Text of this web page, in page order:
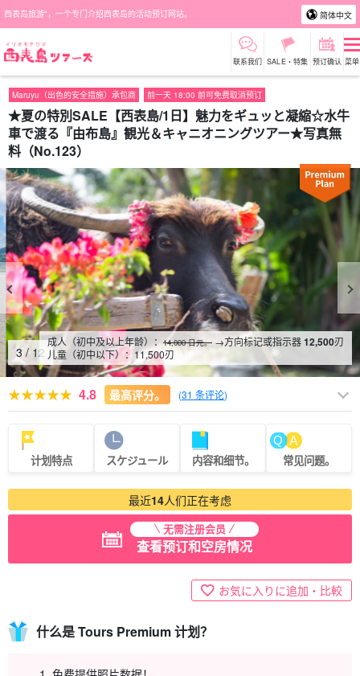
西表岛旅游"，一个专门介绍西表岛的活动预订网站。 简体中文
联系我们 SALE・特集 预订确认 菜单
Maruyu（出色的安全措施）承包商 前一天 18:00 前可免费取消预订
★夏の特別SALE【西表島/1日】魅力をギュッと凝縮☆水牛
車で渡る『由布島』観光＆キャニオニングツアー★写真無
料（No.123）
4 / 12
成人（初中及以上年龄）： 14,000 日元。 →方向标记或指示器12,500刃
儿童（初中以下）： 11,500刃
4.8 最高评分。 (31 条评论)
计划特点 スケジュール 内容和细节。 常见问题。
最近14人们正在考虑
无需注册会员
查看预订和空房情况
お気に入りに追加・比較
什么是 Tours Premium 计划？